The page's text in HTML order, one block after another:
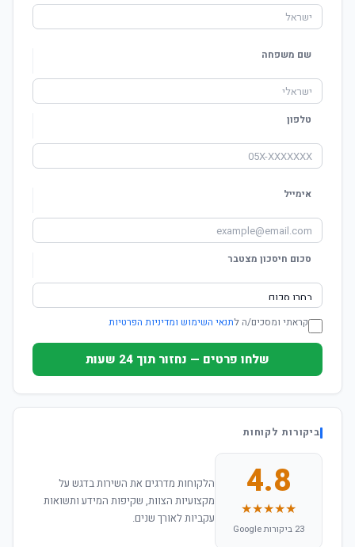
שם משפחה
טלפון
אימייל
סכום חיסכון מצטבר
קראתי ומסכים/ה לתנאי השימוש ומדיניות הפרטיות
שלחו פרטים — נחזור תוך 24 שעות
ביקורות לקוחות
4.8
★★★★★
23 ביקורות Google
הלקוחות מדרגים את השירות בדגש על
מקצועיות הצוות, שקיפות המידע ותשואות
עקביות לאורך שנים.